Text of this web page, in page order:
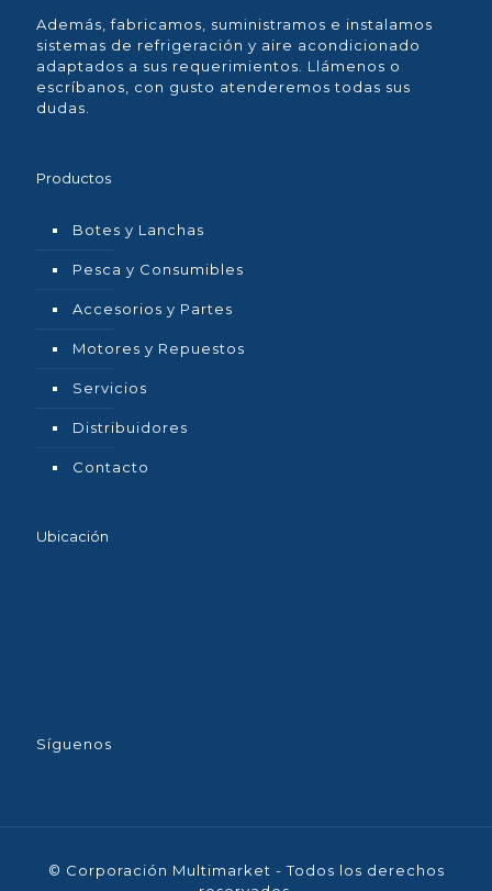
Además, fabricamos, suministramos e instalamos
sistemas de refrigeración y aire acondicionado
adaptados a sus requerimientos. Llámenos o
escríbanos, con gusto atenderemos todas sus
dudas.
Productos
Botes y Lanchas
Pesca y Consumibles
Accesorios y Partes
Motores y Repuestos
Servicios
Distribuidores
Contacto
Ubicación
Síguenos
© Corporación Multimarket - Todos los derechos